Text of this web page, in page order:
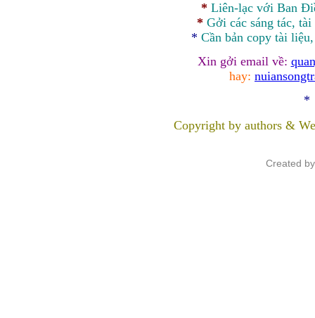
* Liên-lạc với Ban
* Gởi các sáng tác,
* Cần bản copy tài
Xin gởi email về:
hay:
*
Copyright by authors &
Created